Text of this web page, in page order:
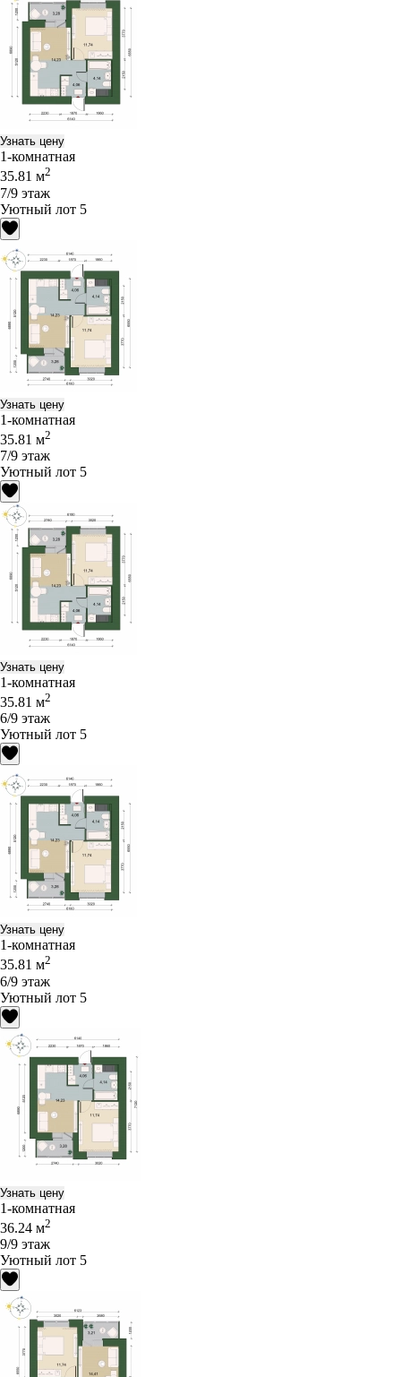
Узнать цену
1-комнатная
35.81 м2
7/9 этаж
Уютный лот 5
Узнать цену
1-комнатная
35.81 м2
7/9 этаж
Уютный лот 5
Узнать цену
1-комнатная
35.81 м2
6/9 этаж
Уютный лот 5
Узнать цену
1-комнатная
35.81 м2
6/9 этаж
Уютный лот 5
Узнать цену
1-комнатная
36.24 м2
9/9 этаж
Уютный лот 5